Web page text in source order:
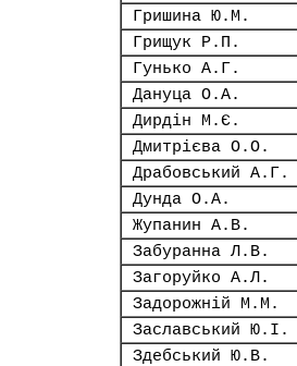
Гришина Ю.М.
Грищук Р.П.
Гунько А.Г.
Дануца О.А.
Дирдін М.Є.
Дмитрієва О.О.
Драбовський А.Г.
Дунда О.А.
Жупанин А.В.
Забуранна Л.В.
Загоруйко А.Л.
Задорожній М.М.
Заславський Ю.І.
Здебський Ю.В.